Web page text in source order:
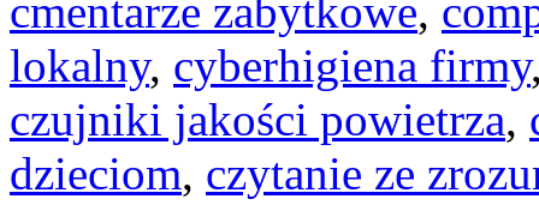
cmentarze zabytkowe,
lokalny, cyberhigiena firmy
czujniki jakości powietrza,
dzieciom, czytanie ze